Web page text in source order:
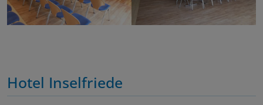
Hotel Inselfriede